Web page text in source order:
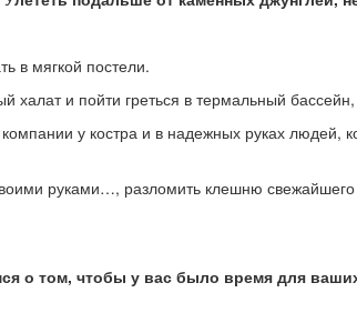
в мягкой постели.
и пойти греться в термальный
у костра и в надежных руках
руками…, разломить клешню
о том, чтобы у вас было время для